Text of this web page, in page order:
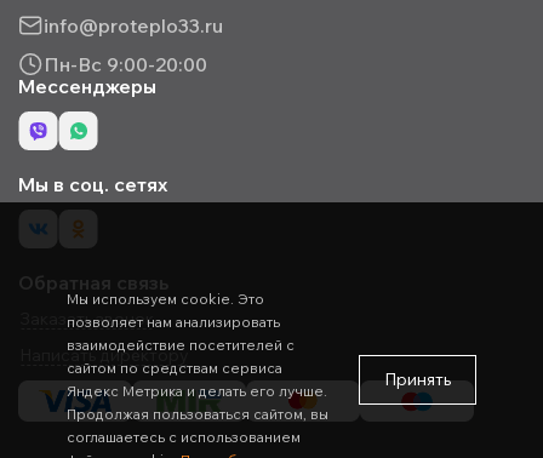
info@proteplo33.ru
Пн-Вс 9:00-20:00
Мессенджеры
Мы в соц. сетях
Обратная связь
Заказать звонок
Написать директору
Мы используем cookie. Это
позволяет нам анализировать
взаимодействие посетителей с
сайтом по средствам сервиса
Яндекс Метрика и делать его лучше.
Продолжая пользоваться сайтом, вы
соглашаетесь с использованием
Принять